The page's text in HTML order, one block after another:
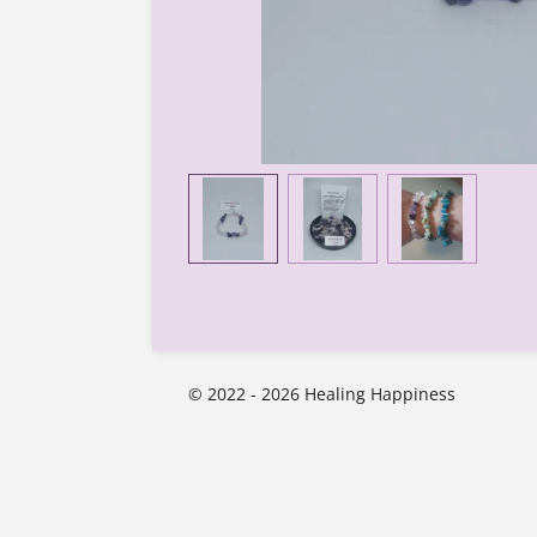
© 2022 - 2026 Healing Happiness